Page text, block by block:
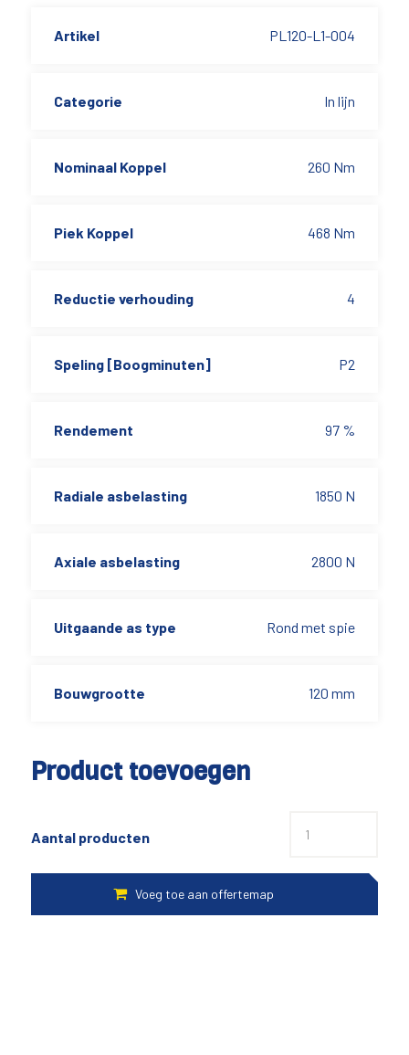
Product toevoegen
Aantal producten
Artikel PL120-L1-004
Categorie In lijn
Nominaal Koppel 260 Nm
Piek Koppel 468 Nm
Reductie verhouding 4
Speling [Boogminuten] P2
Rendement 97 %
Radiale asbelasting 1850 N
Axiale asbelasting 2800 N
Uitgaande as type Rond met spie
Bouwgrootte 120 mm